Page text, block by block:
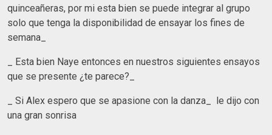
quinceañeras, por mi esta bien se puede integrar al grupo
solo que tenga la disponibilidad de ensayar los fines de
semana_
_ Esta bien Naye entonces en nuestros siguientes ensayos
que se presente ¿te parece?_
_ Si Alex espero que se apasione con la danza_ le dijo con
una gran sonrisa